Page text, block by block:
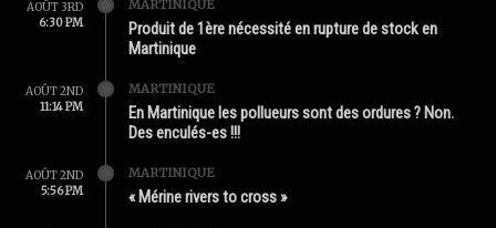
AOÛT 3RD
6:30 PM
MARTINIQUE
Produit de 1ère nécessité en rupture de stock en
Martinique
AOÛT 2ND
11:14 PM
MARTINIQUE
En Martinique les pollueurs sont des ordures ? Non.
Des enculés-es !!!
AOÛT 2ND
5:56 PM
MARTINIQUE
« Mérine rivers to cross »